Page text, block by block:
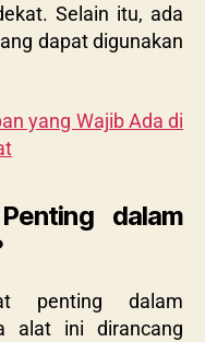
Selain itu, ada
dapat digunakan
yang Wajib Ada di
dalam
penting dalam
alat ini dirancang